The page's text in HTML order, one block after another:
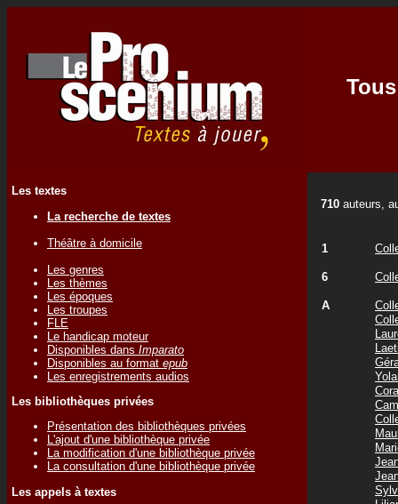
Les textes
La recherche de textes
Théâtre à domicile
Les genres
Les thèmes
Les époques
Les troupes
FLE
Le handicap moteur
Disponibles dans Imparato
Disponibles au format epub
Les enregistrements audios
Les bibliothèques privées
Présentation des bibliothèques privées
L'ajout d'une bibliothèque privée
La modification d'une bibliothèque privée
La consultation d'une bibliothèque privée
Les appels à textes
710 auteurs,
1
6
A